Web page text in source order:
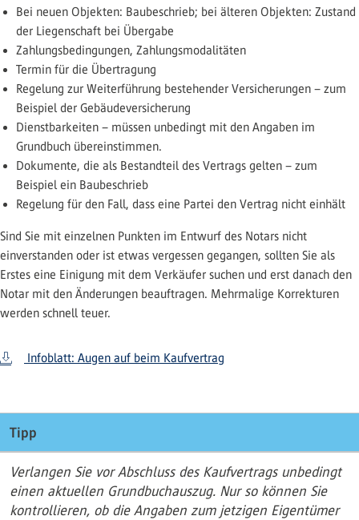
Bei neuen Objekten: Baubeschrieb; bei älteren Objekten: Zustand
der Liegenschaft bei Übergabe
Zahlungsbedingungen, Zahlungsmodalitäten
Termin für die Übertragung
Regelung zur Weiterführung bestehender Versicherungen – zum
Beispiel der Gebäudeversicherung
Dienstbarkeiten – müssen unbedingt mit den Angaben im
Grundbuch übereinstimmen.
Dokumente, die als Bestandteil des Vertrags gelten – zum
Beispiel ein Baubeschrieb
Regelung für den Fall, dass eine Partei den Vertrag nicht einhält
Sind Sie mit einzelnen Punkten im Entwurf des Notars nicht
einverstanden oder ist etwas vergessen gegangen, sollten Sie als
Erstes eine Einigung mit dem Verkäufer suchen und erst danach den
Notar mit den Änderungen beauftragen. Mehrmalige Korrekturen
werden schnell teuer.
Infoblatt: Augen auf beim Kaufvertrag
Tipp
Verlangen Sie vor Abschluss des Kaufvertrags unbedingt
einen aktuellen Grundbuchauszug. Nur so können Sie
kontrollieren, ob die Angaben zum jetzigen Eigentümer